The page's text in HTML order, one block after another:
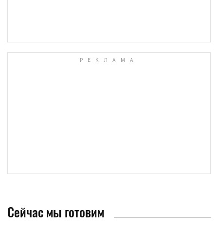
Сейчас мы готовим